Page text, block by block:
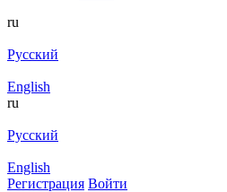
ru
Русский
English
ru
Русский
English
Регистрация Войти